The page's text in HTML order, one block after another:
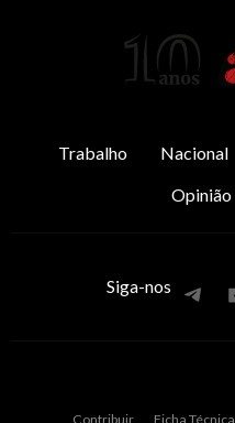
Trabalho Nacional
Opinião
Siga-nos
Contribuir Ficha Técnica